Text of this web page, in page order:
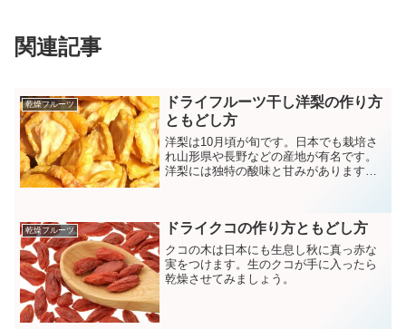
関連記事
乾燥フルーツ
ドライフルーツ干し洋梨の作り方
ともどし方
洋梨は10月頃が旬です。日本でも栽培さ
れ山形県や長野などの産地が有名です。
洋梨には独特の酸味と甘みがありますが
乾燥フルーツ ドライクコの作り方ともどし方
クコの木は日本にも生息し秋に真っ赤な
実をつけます。生のクコが手に入ったら
乾燥させてみましょう。